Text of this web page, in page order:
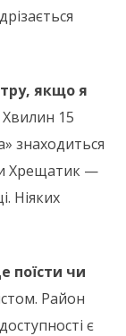
якщо я
Хвилин 15
знаходиться
Хрещатик —
Ніяких
поїсти чи
Район
є